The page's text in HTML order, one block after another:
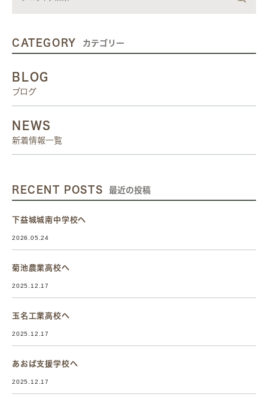
CATEGORY カテゴリー
BLOG
ブログ
NEWS
新着情報一覧
RECENT POSTS 最近の投稿
下益城城南中学校へ
2026.05.24
菊池農業高校へ
2025.12.17
玉名工業高校へ
2025.12.17
あおば支援学校へ
2025.12.17